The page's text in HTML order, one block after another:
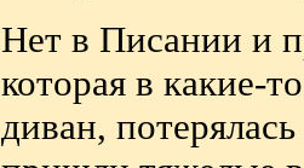
Нет в Писании и
которая в какие-
диван,